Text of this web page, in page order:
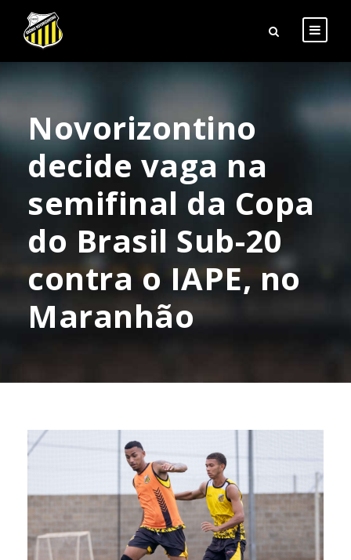
Novorizontino
decide vaga na
semifinal da Copa
do Brasil Sub-20
contra o IAPE, no
Maranhão